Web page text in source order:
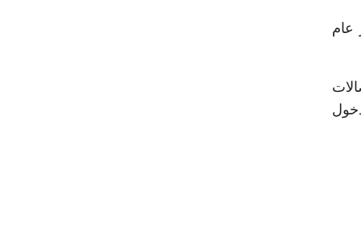
عام